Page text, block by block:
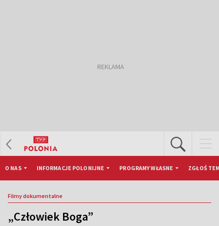
O NAS INFORMACJE POLONIJNE PROGRAMY WŁASNE ZGŁOŚ
Filmy dokumentalne
„Człowiek Boga”